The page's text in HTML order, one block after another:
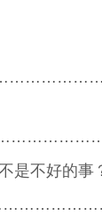
我
是不是